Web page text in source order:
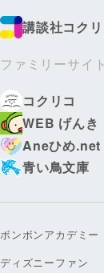
講談社コク
ファミリーサイト
コクリコ
WEB げんき
Aneひめ.net
青い鳥文庫
ボンボンアカデミー
ディズニーファン